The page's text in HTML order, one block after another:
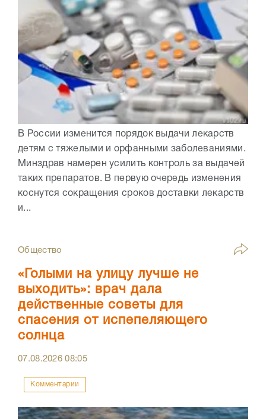
В России изменится порядок выдачи лекарств
детям с тяжелыми и орфанными заболеваниями.
Минздрав намерен усилить контроль за выдачей
таких препаратов. В первую очередь изменения
коснутся сокращения сроков доставки лекарств
и...
Общество
«Голыми на улицу лучше не
выходить»: врач дала
действенные советы для
спасения от испепеляющего
солнца
07.08.202608:05
Комментарии